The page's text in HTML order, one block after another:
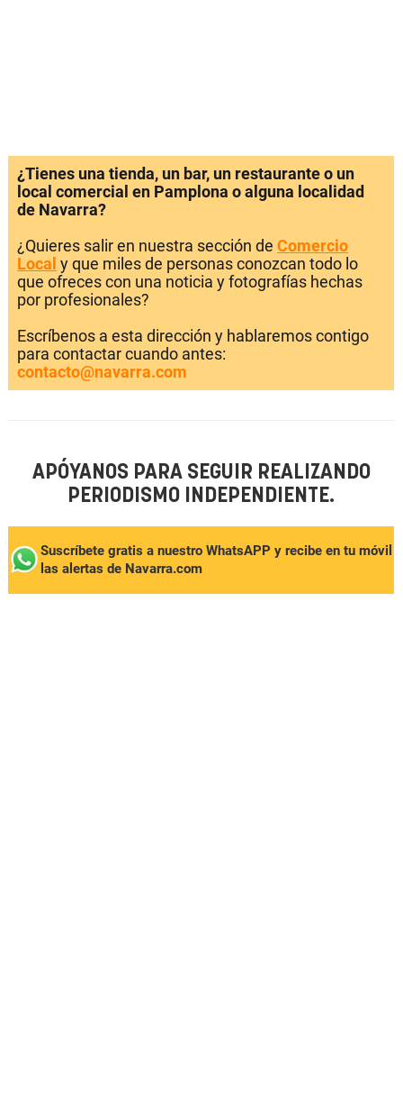
¿Tienes una tienda, un bar, un restaurante o un
local comercial en Pamplona o alguna localidad
de Navarra?
¿Quieres salir en nuestra sección de Comercio
Local y que miles de personas conozcan todo lo
que ofreces con una noticia y fotografías hechas
por profesionales?
Escríbenos a esta dirección y hablaremos contigo
para contactar cuando antes:
contacto@navarra.com
APÓYANOS PARA SEGUIR REALIZANDO
PERIODISMO INDEPENDIENTE.
Suscríbete gratis a nuestro WhatsAPP y recibe en tu móvil
las alertas de Navarra.com